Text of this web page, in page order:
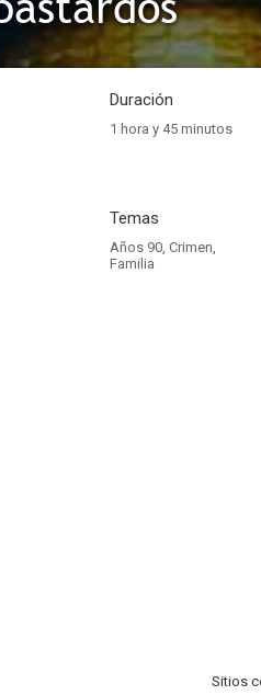
Duración
1 hora y 45 minutos
Temas
Años 90, Crimen,
Familia
Sitios